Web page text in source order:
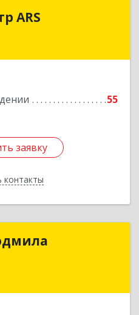
ARS
55
заявку
контакты
заявку
Людмила